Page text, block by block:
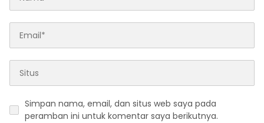
Simpan nama, email, dan situs web saya pada
peramban ini untuk komentar saya berikutnya.